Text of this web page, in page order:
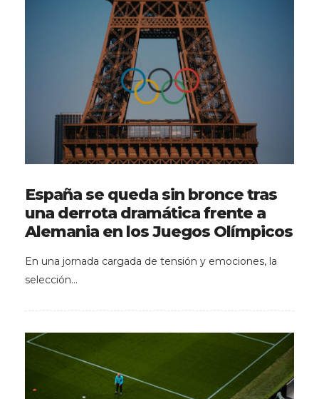
España se queda sin bronce tras
una derrota dramática frente a
Alemania en los Juegos Olímpicos
En una jornada cargada de tensión y emociones, la
selección…